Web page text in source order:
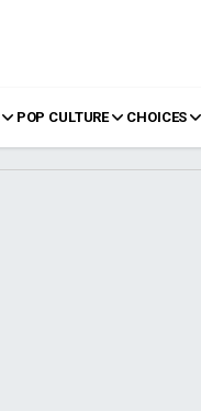
POP CULTURE CHOICES